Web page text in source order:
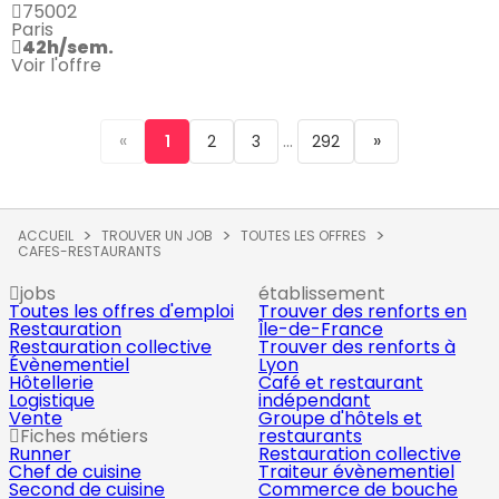
75002
Paris
42h/sem.
Voir l'offre
« 1 2 3 ... 292 »
ACCUEIL TROUVER UN JOB
TOUTES LES OFFRES
CAFES-RESTAURANTS
jobs
Toutes les offres d'emploi
Restauration
Restauration collective
Évènementiel
Hôtellerie
Logistique
Vente
Fiches métiers
Runner
Chef de cuisine
Second de cuisine
établissement
Trouver des renforts en
Île-de-France
Trouver des renforts à
Lyon
Café et restaurant
indépendant
Groupe d'hôtels et
restaurants
Restauration collective
Traiteur évènementiel
Commerce de bouche